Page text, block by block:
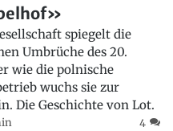
spiegelt die
Umbrüche des 20.
wie die polnische
wuchs sie zur
Die Geschichte von Lot.
4